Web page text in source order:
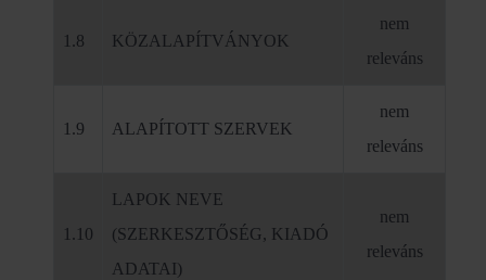
1.8 KÖZALAPÍTVÁNYOK
nem
releváns
1.9 ALAPÍTOTT SZERVEK
nem
releváns
1.10
LAPOK NEVE
(SZERKESZTŐSÉG, KIADÓ
ADATAI)
nem
releváns